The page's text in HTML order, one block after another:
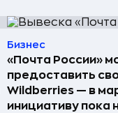
Бизнес
«Почта России»
предоставить
Wildberries — в
инициативу пока